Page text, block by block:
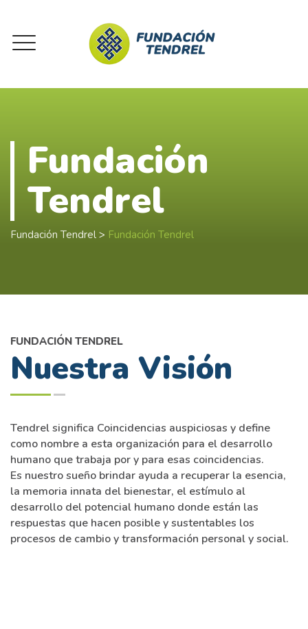
Fundación
Tendrel
Fundación Tendrel > Fundación Tendrel
FUNDACIÓN TENDREL
Nuestra Visión
Tendrel significa Coincidencias auspiciosas y define
como nombre a esta organización para el desarrollo
humano que trabaja por y para esas coincidencias.
Es nuestro sueño brindar ayuda a recuperar la esencia,
la memoria innata del bienestar, el estímulo al
desarrollo del potencial humano donde están las
respuestas que hacen posible y sustentables los
procesos de cambio y transformación personal y social.